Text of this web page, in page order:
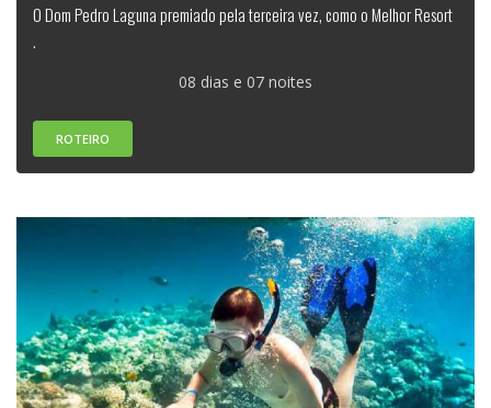
O Dom Pedro Laguna premiado pela terceira vez, como o Melhor Resort
.
08 dias e 07 noites
ROTEIRO